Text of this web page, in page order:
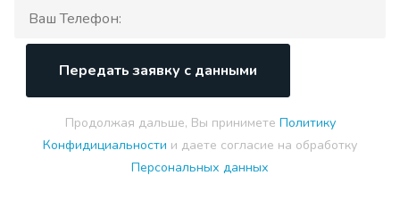
Передать заявку с данными
Продолжая дальше, Вы принимете Политику
Конфидициальности и даете согласие на обработку
Персональных данных